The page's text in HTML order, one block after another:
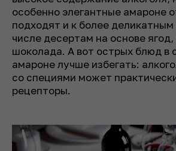
особенно элегантные амароне
подходят и к более
числе десертам на основе
шоколада. А вот острых блюд в
амароне лучше избегать:
со специями может
рецепторы.